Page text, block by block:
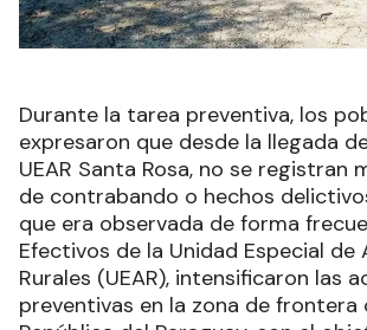
Durante la tarea preventiva, los
expresaron que desde la llegada
UEAR Santa Rosa, no se registran
de contrabando o hechos
que era observada de forma
Efectivos de la Unidad Especial de
Rurales (UEAR), intensificaron las
preventivas en la zona de frontera